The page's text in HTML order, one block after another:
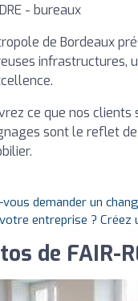
- bureaux
de Bordeaux
infrastructures,
ce que nos clients
sont le reflet
demander un
entreprise ?
de FAIR-